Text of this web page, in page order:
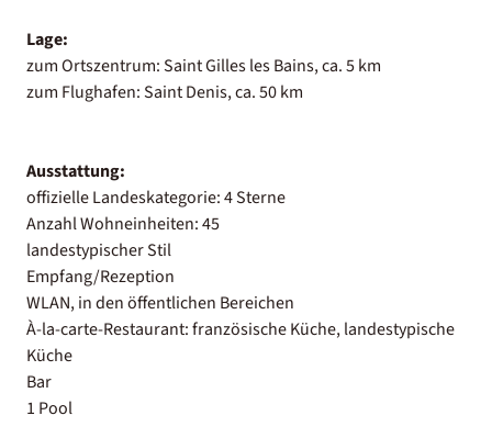
Lage:
zum Ortszentrum: Saint Gilles les Bains, ca. 5 km
zum Flughafen: Saint Denis, ca. 50 km
Ausstattung:
offizielle Landeskategorie: 4 Sterne
Anzahl Wohneinheiten: 45
landestypischer Stil
Empfang/Rezeption
WLAN, in den öffentlichen Bereichen
À-la-carte-Restaurant: französische Küche, landestypische
Küche
Bar
1 Pool